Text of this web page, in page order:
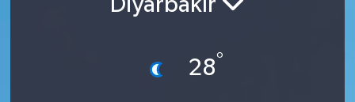
Diyarbakır
28°